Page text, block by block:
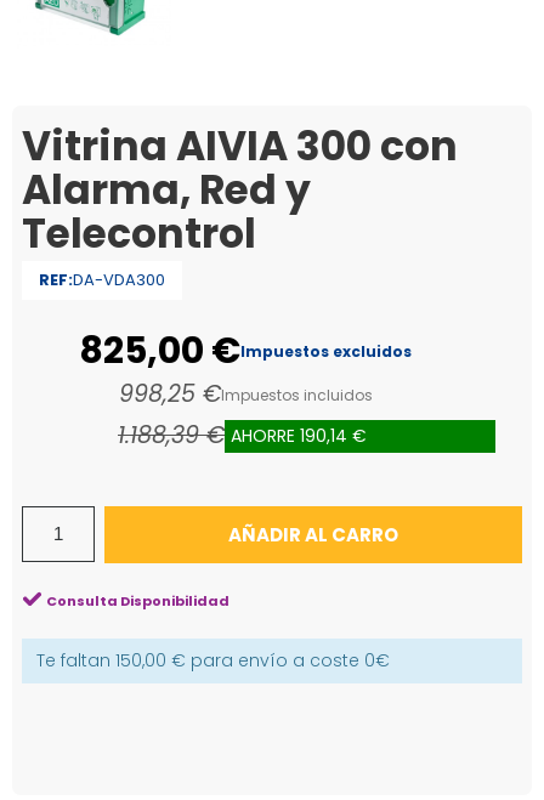
Vitrina AIVIA 300 con
Alarma, Red y
Telecontrol
REF:DA-VDA300
825,00 €Impuestos excluidos
998,25 €Impuestos incluidos
1.188,39 € AHORRE 190,14 €
AÑADIR AL CARRO
Consulta Disponibilidad
Te faltan 150,00 € para envío a coste 0€